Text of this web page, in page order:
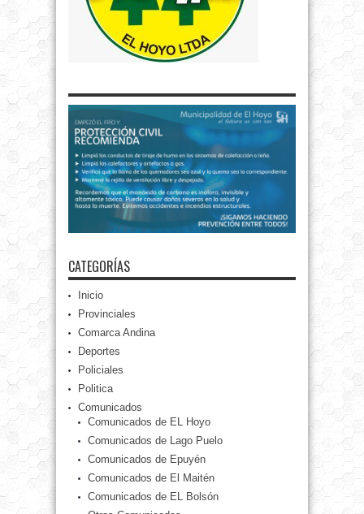
CATEGORÍAS
Inicio
Provinciales
Comarca Andina
Deportes
Policiales
Politica
Comunicados
Comunicados de EL Hoyo
Comunicados de Lago Puelo
Comunicados de Epuyén
Comunicados de El Maitén
Comunicados de EL Bolsón